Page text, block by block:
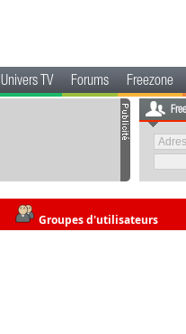
Univers TV Forums Freezone
Groupes d'utilisateurs